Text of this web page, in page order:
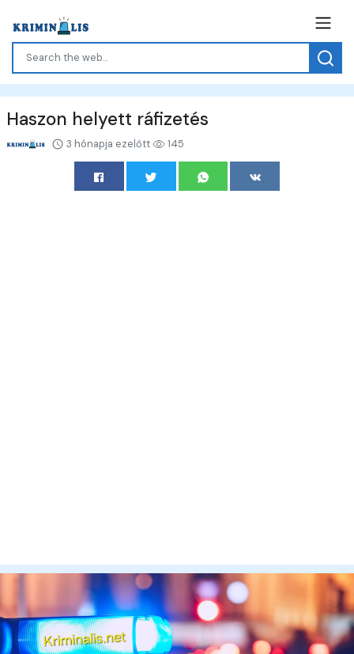
Haszon helyett ráfizetés
3 hónapja ezelőtt 145